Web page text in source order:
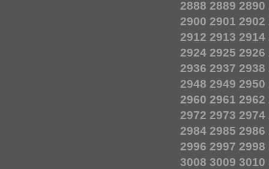
2888 2889 2890
2900 2901 2902
2912 2913 2914
2924 2925 2926
2936 2937 2938
2948 2949 2950
2960 2961 2962
2972 2973 2974
2984 2985 2986
2996 2997 2998
3008 3009 3010